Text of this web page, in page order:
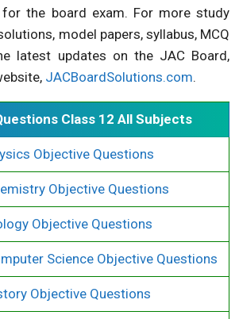
the board exam. For more study
model papers, syllabus, MCQ
latest updates on the JAC Board,
JACBoardSolutions.com.
Class 12 All Subjects
Objective Questions
Objective Questions
Objective Questions
Science Objective Questions
Objective Questions